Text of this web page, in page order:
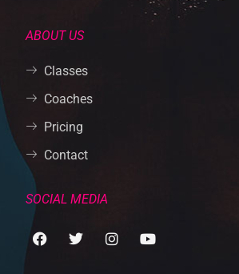
ABOUT US
Classes
Coaches
Pricing
Contact
SOCIAL MEDIA